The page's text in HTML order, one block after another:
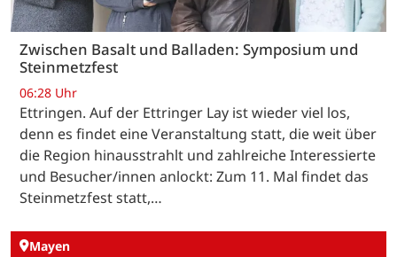
Zwischen Basalt und Balladen: Symposium und
Steinmetzfest
06:28 Uhr
Ettringen. Auf der Ettringer Lay ist wieder viel los,
denn es findet eine Veranstaltung statt, die weit über
die Region hinausstrahlt und zahlreiche Interessierte
und Besucher/innen anlockt: Zum 11. Mal findet das
Steinmetzfest statt,…
Mayen